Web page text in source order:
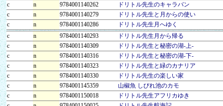
c
n 9784001140262
ドリトル先生のキャラバン
c
n 9784001140279
ドリトル先生と月からの使い
c
n 9784001140286
ドリトル先生月へゆく
c
n 9784001140293
ドリトル先生月から帰る
c
n 9784001140309
ドリトル先生と秘密の湖-上-
c
n 9784001140316
ドリトル先生と秘密の湖-下-
c
n 9784001140323
ドリトル先生と緑のカナリア
c
n 9784001140330
ドリトル先生の楽しい家
c
n 9784001145359
山椒魚 しびれ池のカモ
c
n 9784001150018
ドリトル先生アフリカゆき